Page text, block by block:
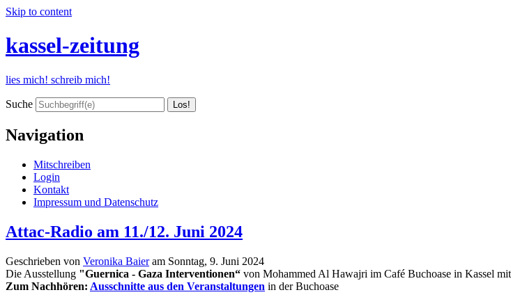
Skip to content
kassel-zeitung
lies mich! schreib mich!
Suche
Navigation
Mitschreiben
Login
Kontakt
Impressum und Datenschutz
Attac-Radio am 11./12. Juni 2024
Geschrieben von Veronika Baieram Sonntag, 9. Juni 2024
Die Ausstellung "Guernica - Gaza Interventionen“ von Mohammed Al Hawajri im Café Buchoase in Kassel
Zum Nachhören: Ausschnitte aus den Veranstaltungen in der Buchoase